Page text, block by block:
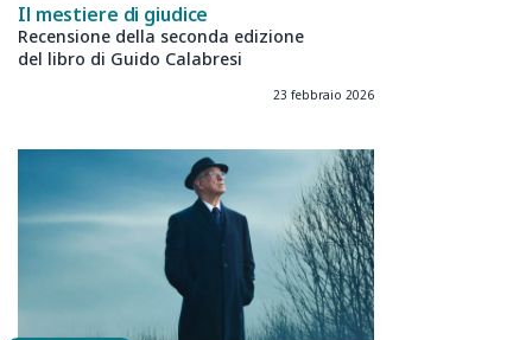
Il mestiere di giudice
Recensione della seconda edizione
del libro di Guido Calabresi
23 febbraio 2026